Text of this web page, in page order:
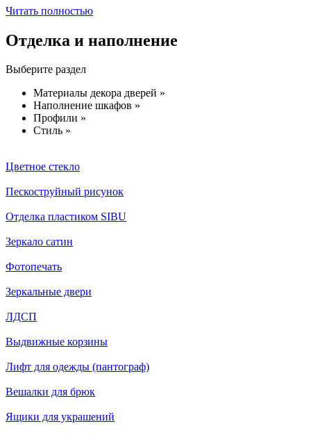
Читать полностью
Отделка и наполнение
Выберите раздел
Материалы декора дверей »
Наполнение шкафов »
Профили »
Стиль »
Цветное стекло
Пескоструйный рисунок
Отделка пластиком SIBU
Зеркало сатин
Фотопечать
Зеркальные двери
ЛДСП
Выдвижные корзины
Лифт для одежды (пантограф)
Вешалки для брюк
Ящики для украшений